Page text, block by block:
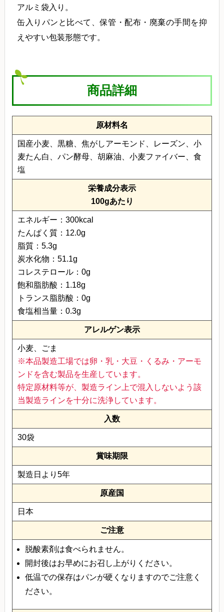
アルミ袋入り。
缶入りパンと比べて、保管・配布・廃棄の手間を抑
えやすい包装形態です。
商品詳細
原材料名
国産小麦、黒糖、焦がしアーモンド、レーズン、小
麦たん白、パン酵母、胡麻油、小麦ファイバー、食
塩
栄養成分表示
100gあたり
エネルギー：300kcal
たんぱく質：12.0g
脂質：5.3g
炭水化物：51.1g
コレステロール：0g
飽和脂肪酸：1.18g
トランス脂肪酸：0g
食塩相当量：0.3g
アレルゲン表示
小麦、ごま
※本品製造工場では卵・乳・大豆・くるみ・アーモ
ンドを含む製品を生産しています。
特定原材料等が、製造ライン上で混入しないよう該
当製造ラインを十分に洗浄しています。
入数
30袋
賞味期限
製造日より5年
原産国
日本
ご注意
脱酸素剤は食べられません。
開封後はお早めにお召し上がりください。
低温での保存はパンが硬くなりますのでご注意く
ださい。